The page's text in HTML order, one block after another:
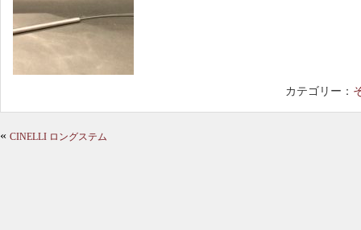
カテゴリー：
« CINELLI ロングステム